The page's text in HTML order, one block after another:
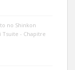
no Shinkon
Tsuite - Chapitre